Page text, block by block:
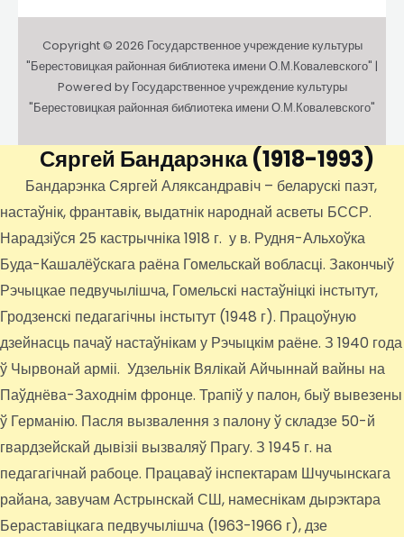
Copyright © 2026 Государственное учреждение культуры
"Берестовицкая районная библиотека имени О.М.Ковалевского" |
Powered by Государственное учреждение культуры
"Берестовицкая районная библиотека имени О.М.Ковалевского"
Сяргей Бандарэнка(1918-1993)
Бандарэнка Сяргей Аляксандравіч – беларускі паэт,
настаўнік, франтавік, выдатнік народнай асветы БССР.
Нарадзіўся 25 кастрычніка 1918 г. у в. Рудня-Альхоўка
Буда-Кашалёўскага раёна Гомельскай вобласці. Закончыў
Рэчыцкае педвучылішча, Гомельскі настаўніцкі інстытут,
Гродзенскі педагагічны інстытут (1948 г). Працоўную
дзейнасць пачаў настаўнікам у Рэчыцкім раёне. З 1940 года
ў Чырвонай арміі. Удзельнік Вялікай Айчыннай вайны на
Паўднёва-Заходнім фронце. Трапіў у палон, быў вывезены
ў Германію. Пасля вызвалення з палону ў складзе 50-й
гвардзейскай дывізіі вызваляў Прагу. З 1945 г. на
педагагічнай рабоце. Працаваў інспектарам Шчучынскага
райана, завучам Астрынскай СШ, намеснікам дырэктара
Бераставіцкага педвучылішча (1963-1966 г), дзе